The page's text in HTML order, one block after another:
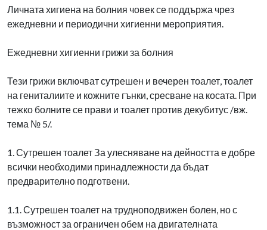
Личната хигиена на болния човек се поддържа чрез
ежедневни и периодични хигиенни мероприятия.
Ежедневни хигиенни грижи за болния
Тези грижи включват сутрешен и вечерен тоалет, тоалет
на гениталиите и кожните гънки, сресване на косата. При
тежко болните се прави и тоалет против декубитус /вж.
тема № 5/.
1. Сутрешен тоалет За улесняване на дейността е добре
всички необходими принадлежности да бъдат
предварително подготвени.
1.1. Сутрешен тоалет на трудноподвижен болен, но с
възможност за ограничен обем на двигателната